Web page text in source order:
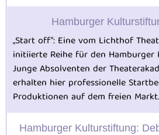
Hamburger
„Start off“: Eine vom Lichthof
initiierte Reihe für den Hamburger
Junge Absolventen der
erhalten hier professionelle
Produktionen auf dem freien Markt.
Hamburger Kulturstiftung: